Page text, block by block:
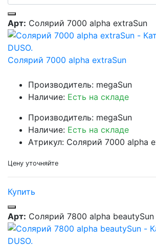
Арт: Солярий 7000 alpha extraSun
Солярий 7000 alpha extraSun
Производитель: megaSun
Наличие: Есть на складе
Производитель: megaSun
Наличие: Есть на складе
Атрикул: Солярий 7000 alpha
Цену уточняйте
Купить
Арт: Солярий 7800 alpha beautySun